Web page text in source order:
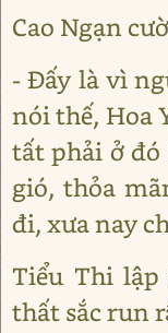
Cao Ngạn
- Đấy là vì
nói thế, Hoa
tất phải ở
gió, thỏa
đi, xưa nay
Tiểu Thi
thất sắc run